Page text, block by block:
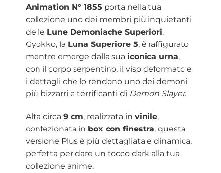
Animation N° 1855 porta nella tua
collezione uno dei membri più inquietanti
delle Lune Demoniache Superiori.
Gyokko, la Luna Superiore 5, è raffigurato
mentre emerge dalla sua iconica urna,
con il corpo serpentino, il viso deformato e
i dettagli che lo rendono uno dei demoni
più bizzarri e terrificanti di Demon Slayer.
Alta circa 9 cm, realizzata in vinile,
confezionata in box con finestra, questa
versione Plus è più dettagliata e dinamica,
perfetta per dare un tocco dark alla tua
collezione anime.